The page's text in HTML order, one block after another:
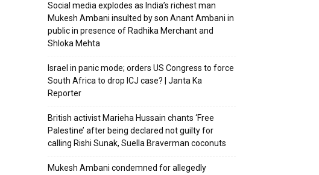
Social media explodes as India’s richest man
Mukesh Ambani insulted by son Anant Ambani in
public in presence of Radhika Merchant and
Shloka Mehta
Israel in panic mode; orders US Congress to force
South Africa to drop ICJ case? | Janta Ka
Reporter
British activist Marieha Hussain chants ‘Free
Palestine’ after being declared not guilty for
calling Rishi Sunak, Suella Braverman coconuts
Mukesh Ambani condemned for allegedly